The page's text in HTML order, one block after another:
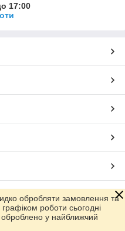
17:00
Prom.ua
обробляти замовлення та
графіком роботи сьогодні
у найближчий